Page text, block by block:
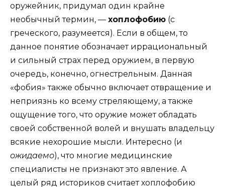
оружейник, придумал один крайне
необычный термин, — хоплофобию (с
греческого, разумеется). Если в общем, то
данное понятие обозначает иррациональный
и сильный страх перед оружием, в первую
очередь, конечно, огнестрельным. Данная
«фобия» также обычно включает отвращение и
неприязнь ко всему стреляющему, а также
ощущение того, что оружие может обладать
своей собственной волей и внушать владельцу
всякие нехорошие мысли. Интересно (и
ожидаемо), что многие медицинские
специалисты не признают это явление. А
целый ряд историков считает хоплофобию